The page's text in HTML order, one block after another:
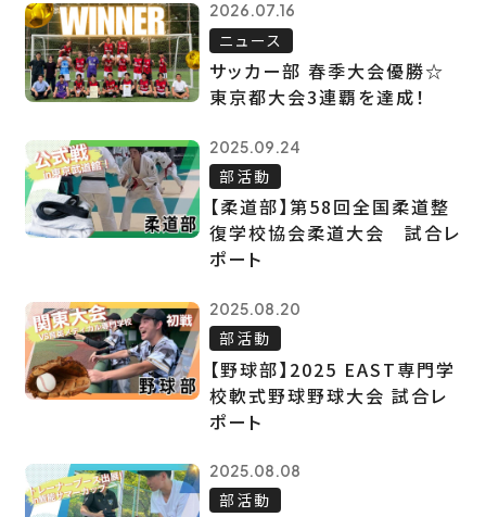
2026.07.16
ニュース
サッカー部 春季大会優勝☆
東京都大会3連覇を達成！
2025.09.24
部活動
【柔道部】第58回全国柔道整
復学校協会柔道大会 試合レ
ポート
2025.08.20
部活動
【野球部】2025 EAST専門学
校軟式野球野球大会 試合レ
ポート
2025.08.08
部活動